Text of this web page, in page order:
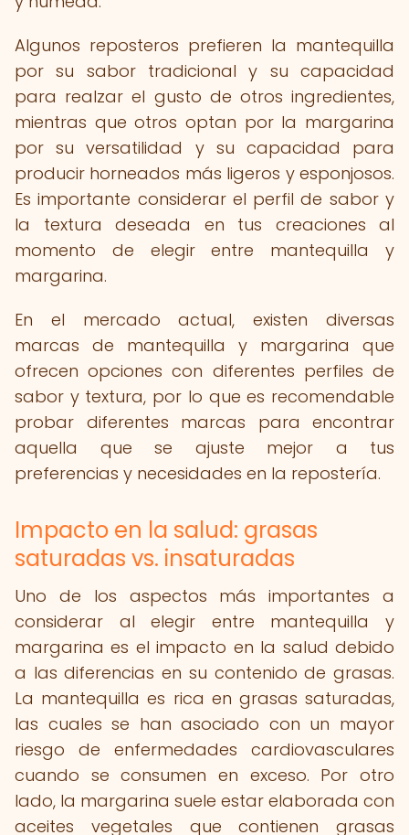
Algunos reposteros prefieren la mantequilla
por su sabor tradicional y su capacidad
para realzar el gusto de otros ingredientes,
mientras que otros optan por la margarina
por su versatilidad y su capacidad para
producir horneados más ligeros y esponjosos.
Es importante considerar el perfil de sabor y
la textura deseada en tus creaciones al
momento de elegir entre mantequilla y
margarina.
En el mercado actual, existen diversas
marcas de mantequilla y margarina que
ofrecen opciones con diferentes perfiles de
sabor y textura, por lo que es recomendable
probar diferentes marcas para encontrar
aquella que se ajuste mejor a tus
preferencias y necesidades en la repostería.
Impacto en la salud: grasas
saturadas vs. insaturadas
Uno de los aspectos más importantes a
considerar al elegir entre mantequilla y
margarina es el impacto en la salud debido
a las diferencias en su contenido de grasas.
La mantequilla es rica en grasas saturadas,
las cuales se han asociado con un mayor
riesgo de enfermedades cardiovasculares
cuando se consumen en exceso. Por otro
lado, la margarina suele estar elaborada con
aceites vegetales que contienen grasas